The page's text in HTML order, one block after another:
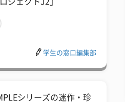
学生の窓口編集部
シリーズの迷作・珍